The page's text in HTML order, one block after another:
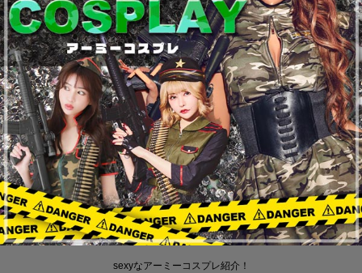
sexyなアーミーコスプレ紹介！